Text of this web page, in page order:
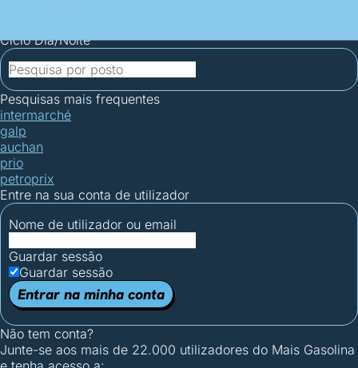
Ciclo Dia/Noite
Pesquisas mais frequentes
intermarché
galp
auchan
prio
petroprix
Entre na sua conta de utilizador
Nome de utilizador ou email
Guardar sessão
Guardar sessão
Entrar na minha conta
Não tem conta?
Junte-se aos mais de 22.000 utilizadores do Mais Gasolina